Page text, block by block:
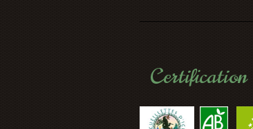
Certification